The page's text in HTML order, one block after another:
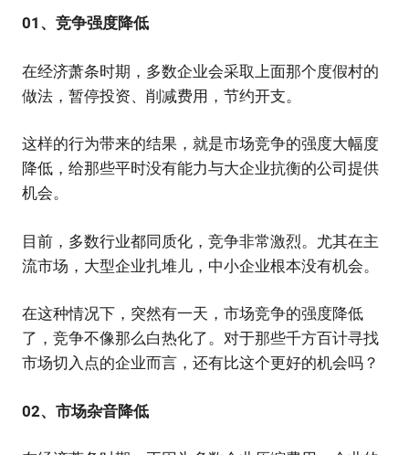
01、竞争强度降低
在经济萧条时期，多数企业会采取上面那个度假村的
做法，暂停投资、削减费用，节约开支。
这样的行为带来的结果，就是市场竞争的强度大幅度
降低，给那些平时没有能力与大企业抗衡的公司提供
机会。
目前，多数行业都同质化，竞争非常激烈。尤其在主
流市场，大型企业扎堆儿，中小企业根本没有机会。
在这种情况下，突然有一天，市场竞争的强度降低
了，竞争不像那么白热化了。对于那些千方百计寻找
市场切入点的企业而言，还有比这个更好的机会吗？
02、市场杂音降低